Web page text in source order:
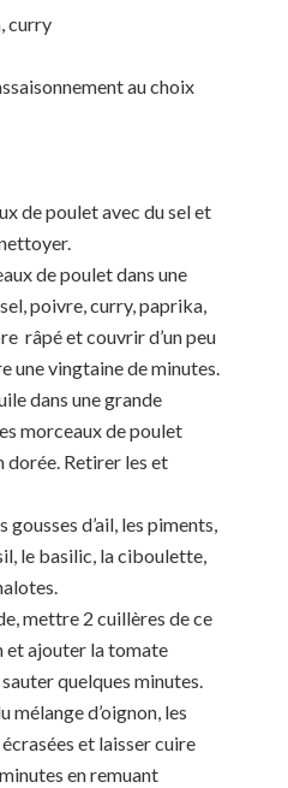
curry
au choix
de poulet avec du sel et
de poulet dans une
poivre, curry, paprika,
râpé et couvrir d’un peu
une vingtaine de minutes.
dans une grande
morceaux de poulet
dorée. Retirer les et
gousses d’ail, les piments,
le basilic, la ciboulette,
mettre 2 cuillères de ce
et ajouter la tomate
quelques minutes.
mélange d’oignon, les
et laisser cuire
en remuant